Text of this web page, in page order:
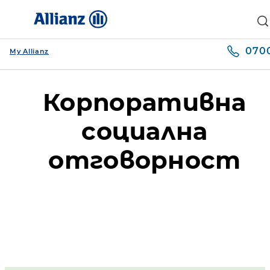
My Allianz
Корпоративна
социална
отговорност